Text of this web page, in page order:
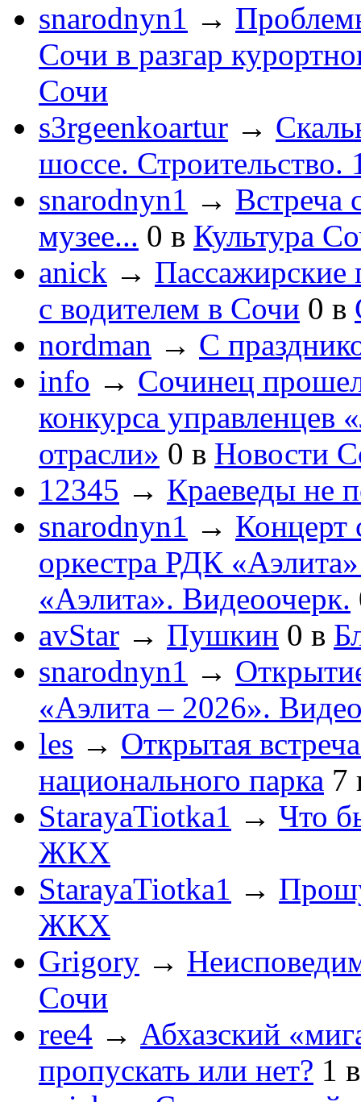
snarodnyn1 →
Сочи в разгар
Сочи
s3rgeenkoartur →
шоссе. Строительство.
snarodnyn1 → Встреча
музее... 0 в Культура
anick → Пассажирские
с водителем в Сочи 0 в
nordman → С
info → Сочинец
конкурса управленцев
отрасли» 0 в Новости
12345 → Краеведы не
snarodnyn1 → Концерт
оркестра РДК
«Аэлита». Видеоочерк.
avStar → Пушкин 0 в
snarodnyn1 →
«Аэлита – 2026».
les → Открытая
национального парка 7
StarayaTiotka1 → Что
ЖКХ
StarayaTiotka1 →
ЖКХ
Grigory →
Сочи
ree4 → Абхазский
пропускать или нет? 1